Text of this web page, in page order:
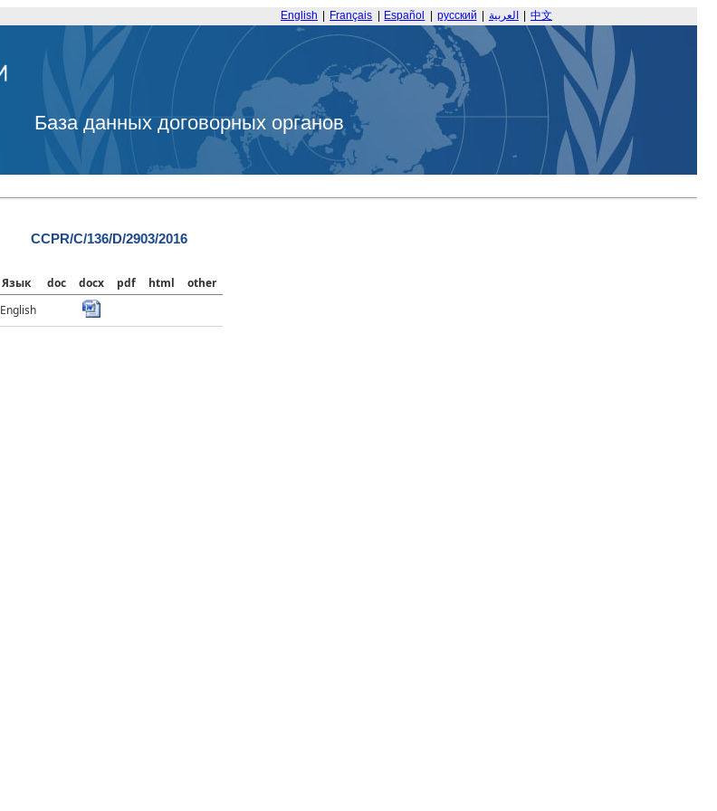
English Français Español русский العربية 中文
База данных договорных органов
CCPR/C/136/D/2903/2016
Язык doc docx pdf html
other
English